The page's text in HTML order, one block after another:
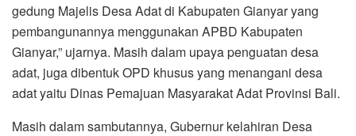
gedung Majelis Desa Adat di Kabupaten Gianyar yang
pembangunannya menggunakan APBD Kabupaten
Gianyar,” ujarnya. Masih dalam upaya penguatan desa
adat, juga dibentuk OPD khusus yang menangani desa
adat yaitu Dinas Pemajuan Masyarakat Adat Provinsi Bali.
Masih dalam sambutannya, Gubernur kelahiran Desa